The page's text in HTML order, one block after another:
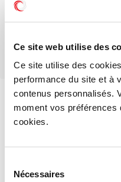
Ce site web utilise des
Ce site utilise des
performance du site et à
contenus personnalisés.
moment vos préférences
cookies.
Nécessaires
Voir les offres